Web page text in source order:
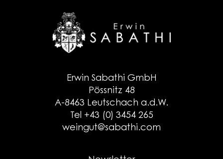
Erwin Sabathi GmbH
Pössnitz 48
A-8463 Leutschach a.d.W.
Tel +43 (0) 3454 265
weingut@sabathi.com